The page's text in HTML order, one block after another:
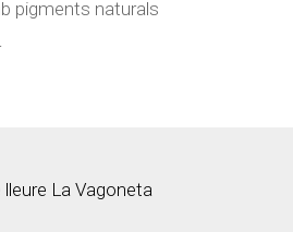
pigments naturals
La Vagoneta